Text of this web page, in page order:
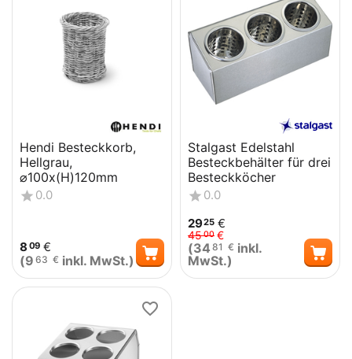
Hendi Besteckkorb,
Hellgrau,
⌀100x(H)120mm
0.0
8 09 €
(9 63 € inkl. MwSt.)
Stalgast Edelstahl
Besteckbehälter für drei
Besteckköcher
0.0
2925 €
4500 €
(34 81 € inkl.
MwSt.)